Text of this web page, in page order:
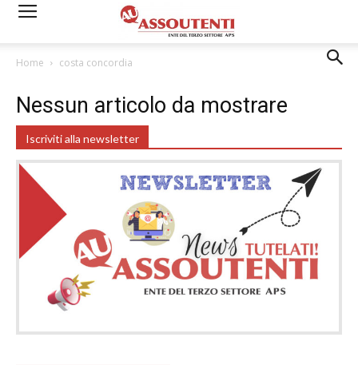
Home costa concordia
Nessun articolo da mostrare
Iscriviti alla newsletter